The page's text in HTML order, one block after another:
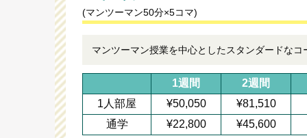
(マンツーマン50分×5コマ)
マンツーマン授業を中心としたスタンダードなコ
1週間
2週間
1人部屋
¥50,050 ¥81,510
通学
¥22,800 ¥45,600